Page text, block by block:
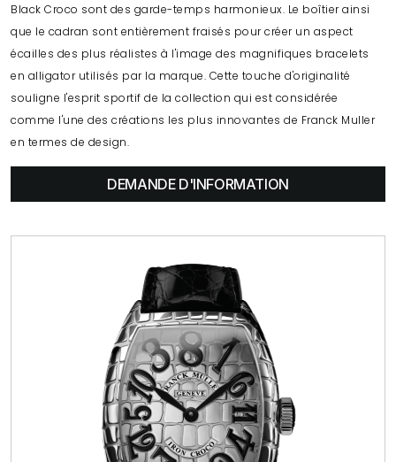
Black Croco sont des garde-temps harmonieux. Le boîtier ainsi
que le cadran sont entièrement fraisés pour créer un aspect
écailles des plus réalistes à l'image des magnifiques bracelets
en alligator utilisés par la marque. Cette touche d'originalité
souligne l'esprit sportif de la collection qui est considérée
comme l'une des créations les plus innovantes de Franck Muller
en termes de design.
DEMANDE D'INFORMATION